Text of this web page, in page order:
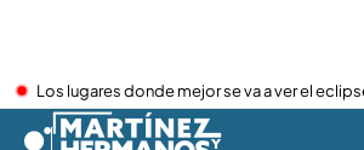
Los lugares donde mejor se va a ver el